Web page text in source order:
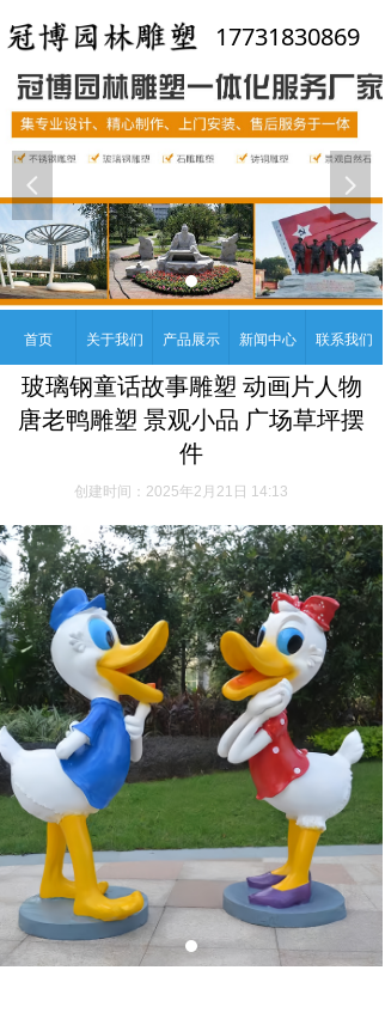
넳 넲
17731830869
玻璃钢童话故事雕塑 动画片人物
唐老鸭雕塑 景观小品 广场草坪摆
件
创建时间： 2025年2月21日 14:13
ꁵ
首页 关于我们 产品展示 新闻中心 联系我们